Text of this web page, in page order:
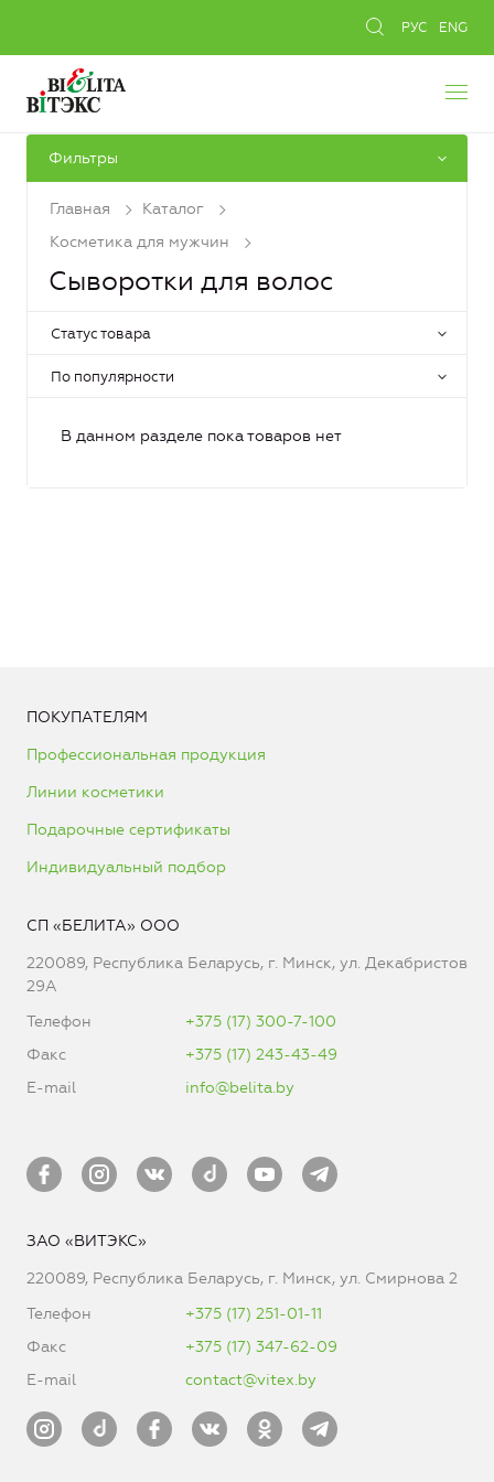
РУС ENG
Фильтры
Главная
Каталог
Косметика для мужчин
Сыворотки для волос
Статус товара
По популярности
В данном разделе пока товаров нет
ПОКУПАТЕЛЯМ
Профессиональная продукция
Линии косметики
Подарочные сертификаты
Индивидуальный подбор
СП «БЕЛИТА» ООО
220089, Республика Беларусь, г. Минск, ул. Декабристов
29А
Телефон
+375 (17) 300-7-100
Факс
+375 (17) 243-43-49
E-mail
info@belita.by
ЗАО «ВИТЭКС»
220089, Республика Беларусь, г. Минск, ул. Смирнова 2
Телефон
+375 (17) 251-01-11
Факс
+375 (17) 347-62-09
E-mail
contact@vitex.by